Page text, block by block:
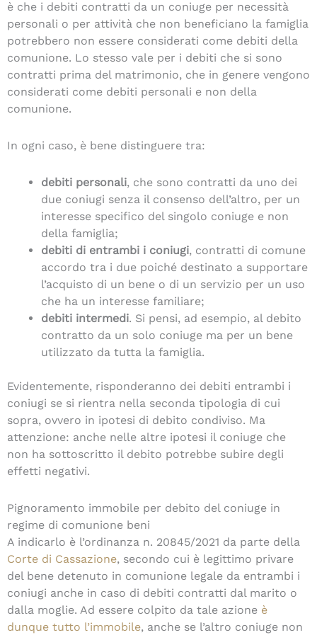
è che i debiti contratti da un coniuge per necessità
personali o per attività che non beneficiano la famiglia
potrebbero non essere considerati come debiti della
comunione. Lo stesso vale per i debiti che si sono
contratti prima del matrimonio, che in genere vengono
considerati come debiti personali e non della
comunione.
In ogni caso, è bene distinguere tra:
debiti personali, che sono contratti da uno dei
due coniugi senza il consenso dell’altro, per un
interesse specifico del singolo coniuge e non
della famiglia;
debiti di entrambi i coniugi, contratti di comune
accordo tra i due poiché destinato a supportare
l’acquisto di un bene o di un servizio per un uso
che ha un interesse familiare;
debiti intermedi. Si pensi, ad esempio, al debito
contratto da un solo coniuge ma per un bene
utilizzato da tutta la famiglia.
Evidentemente, risponderanno dei debiti entrambi i
coniugi se si rientra nella seconda tipologia di cui
sopra, ovvero in ipotesi di debito condiviso. Ma
attenzione: anche nelle altre ipotesi il coniuge che
non ha sottoscritto il debito potrebbe subire degli
effetti negativi.
Pignoramento immobile per debito del coniuge in
regime di comunione beni
A indicarlo è l’ordinanza n. 20845/2021 da parte della
Corte di Cassazione, secondo cui è legittimo privare
del bene detenuto in comunione legale da entrambi i
coniugi anche in caso di debiti contratti dal marito o
dalla moglie. Ad essere colpito da tale azione è
dunque tutto l’immobile, anche se l’altro coniuge non